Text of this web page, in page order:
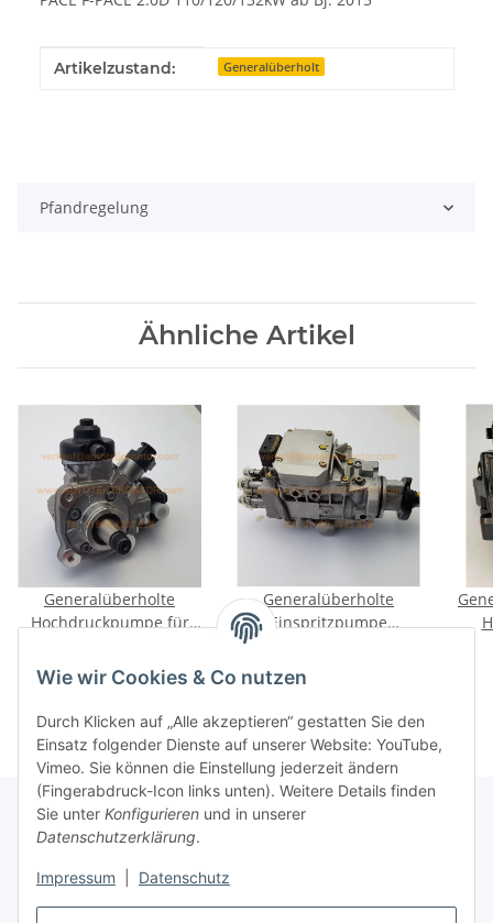
Wie wir Cookies & Co nutzen
Durch Klicken auf „Alle akzeptieren“ gestatten Sie den
Einsatz folgender Dienste auf unserer Website: YouTube,
Vimeo. Sie können die Einstellung jederzeit ändern
(Fingerabdruck-Icon links unten). Weitere Details finden
Sie unter Konfigurieren und in unserer
Datenschutzerklärung.
Impressum Datenschutz
Produkteigenschaft
Wert
Artikelzustand: Generalüberholt
Pfandregelung
Ähnliche Artikel
Generalüberholte
Hochdruckpumpe für
425d 525d X1 X5 25d ab
Bj 2009 155/160kW
Generalüberholte
Einspritzpumpe
0460404968 für Ford
Galaxy VW Sharan Seat
Alhambra 1.9TDI 110PS